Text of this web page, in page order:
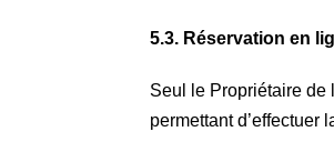
5.3. Réservation en
Seul le Propriétaire de
permettant d’effectuer